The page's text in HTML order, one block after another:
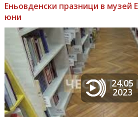
Еньовденски празници в музей
юни
24.05
2023